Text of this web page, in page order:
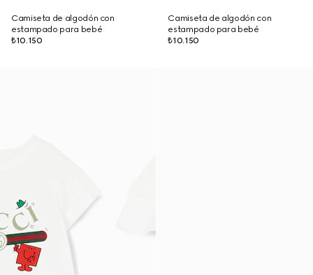
Camiseta de algodón con
estampado para bebé
₺10.150
Camiseta de algodón con
estampado para bebé
₺10.150